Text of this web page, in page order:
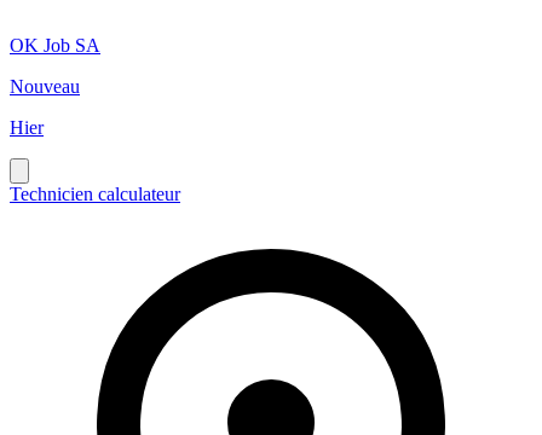
OK Job SA
Nouveau
Hier
Technicien calculateur